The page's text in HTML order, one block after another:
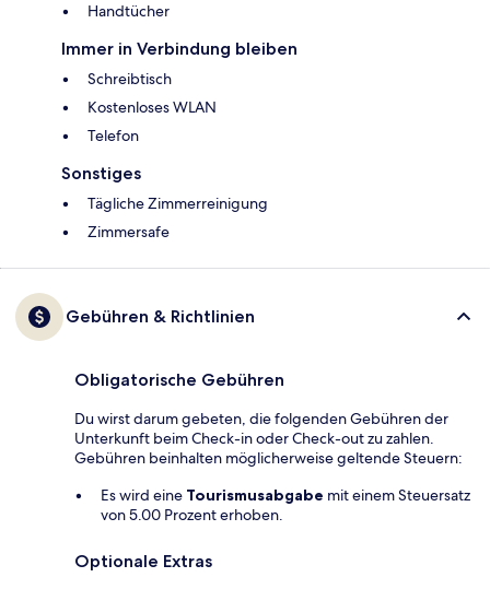
Handtücher
Immer in Verbindung bleiben
Schreibtisch
Kostenloses WLAN
Telefon
Sonstiges
Tägliche Zimmerreinigung
Zimmersafe
Gebühren & Richtlinien
Obligatorische Gebühren
Du wirst darum gebeten, die folgenden Gebühren der
Unterkunft beim Check-in oder Check-out zu zahlen.
Gebühren beinhalten möglicherweise geltende Steuern:
Es wird eine Tourismusabgabe mit einem Steuersatz
von 5.00 Prozent erhoben.
Optionale Extras